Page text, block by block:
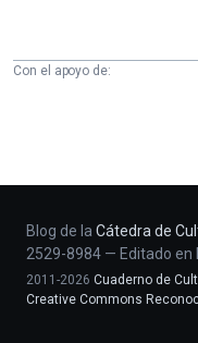
Con el apoyo de:
Blog de la Cátedra de
2529-8984 — Editado en
2011-2026 Cuaderno de
Creative Commons